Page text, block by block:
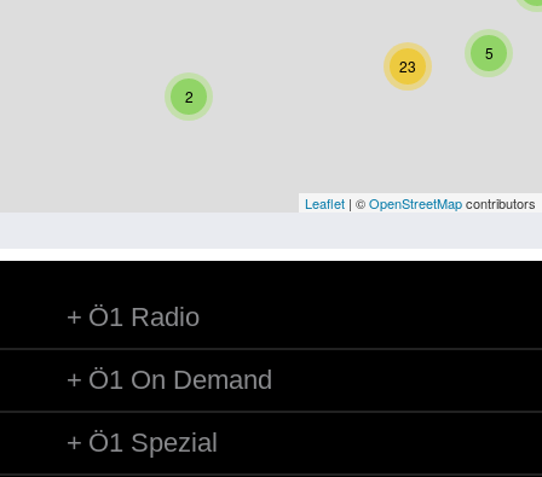
Vorarlberg
Besatzungsmächte
Frauen, Mütter, Kinder
23
2
5
Leaflet | ©OpenStreetMapcontributors
Ö1 Radio
Ö1 On Demand
Ö1 Spezial